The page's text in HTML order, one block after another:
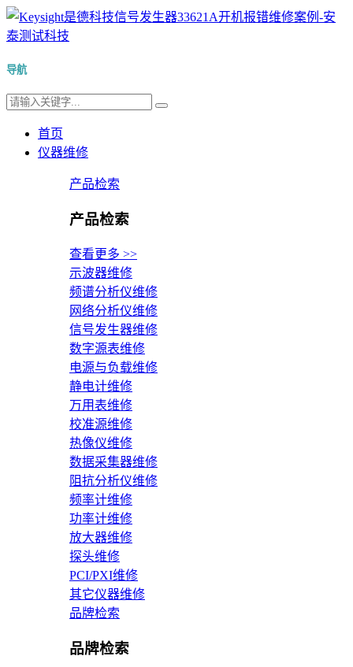
导航
首页
仪器维修
产品检索
产品检索
查看更多 >>
示波器维修
频谱分析仪维修
网络分析仪维修
信号发生器维修
数字源表维修
电源与负载维修
静电计维修
万用表维修
校准源维修
热像仪维修
数据采集器维修
阻抗分析仪维修
频率计维修
功率计维修
放大器维修
探头维修
PCI/PXI维修
其它仪器维修
品牌检索
品牌检索